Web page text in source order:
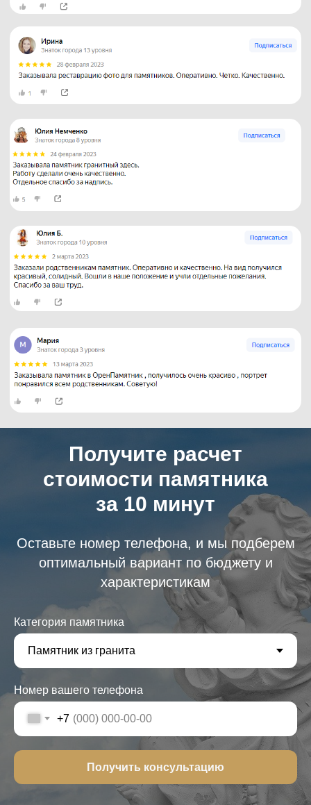
Получите расчет
стоимости памятника
за 10 минут
Оставьте номер телефона, и мы подберем
оптимальный вариант по бюджету и
характеристикам
Категория памятника
Номер вашего телефона
+7
Получить консультацию